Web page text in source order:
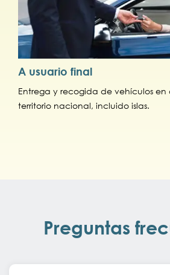
A usuario final
Entrega y recogida de vehículos
territorio nacional, incluido islas.
Preguntas